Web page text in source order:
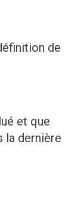
de
et que
la dernière